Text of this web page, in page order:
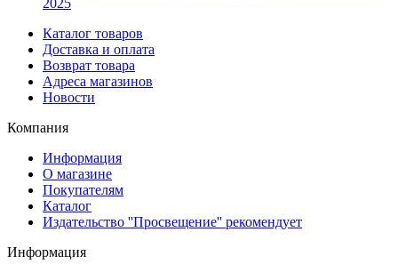
2025
Каталог товаров
Доставка и оплата
Возврат товара
Адреса магазинов
Новости
Компания
Информация
О магазине
Покупателям
Каталог
Издательство ''Просвещение'' рекомендует
Информация